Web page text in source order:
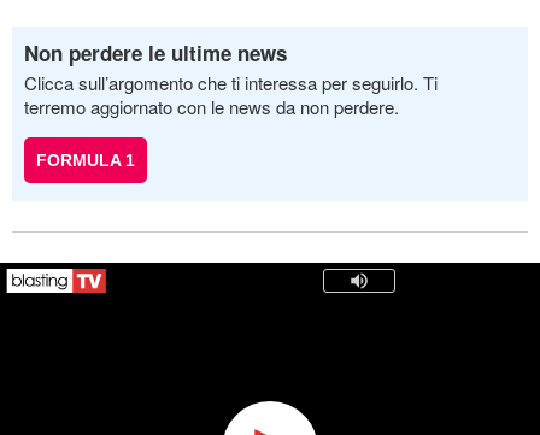
Non perdere le ultime news
Clicca sull’argomento che ti interessa per seguirlo. Ti
terremo aggiornato con le news da non perdere.
FORMULA 1